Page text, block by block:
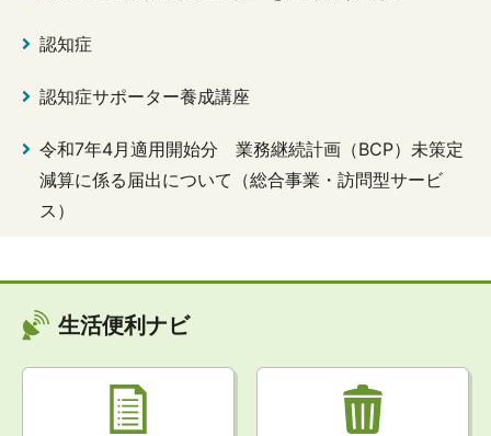
認知症
認知症サポーター養成講座
令和7年4月適用開始分 業務継続計画（BCP）未策定
減算に係る届出について（総合事業・訪問型サービ
ス）
生活便利ナビ